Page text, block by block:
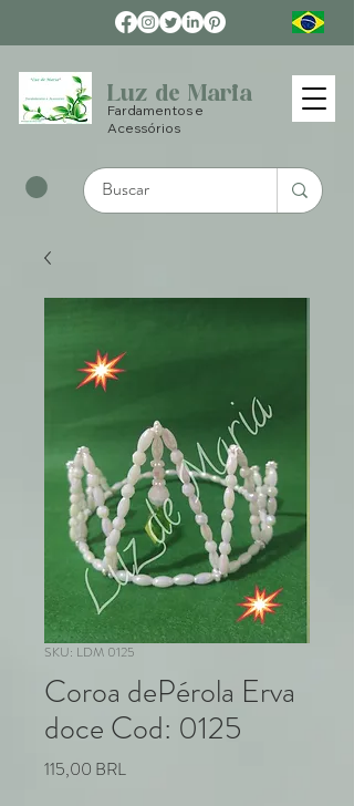
Luz de Maria
Fardamentos e
Acessórios
SKU: LDM 0125
Coroa dePérola Erva
doce Cod: 0125
115,00 BRLPrezzo